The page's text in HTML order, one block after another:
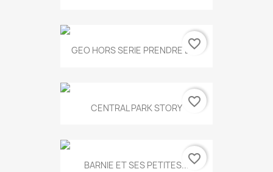
GEO HORS SERIE PRENDRE LE...
favorite_border
CENTRAL PARK STORY favorite_border
BARNIE ET SES PETITES...favorite_border